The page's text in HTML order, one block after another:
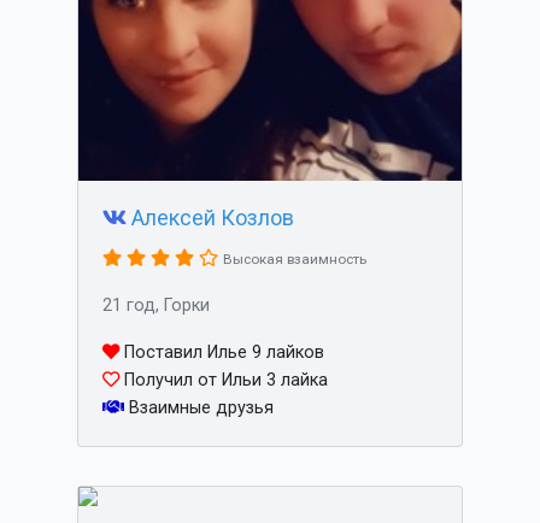
Алексей Козлов
Высокая взаимность
21 год, Горки
Поставил Илье 9 лайков
Получил от Ильи 3 лайка
Взаимные друзья